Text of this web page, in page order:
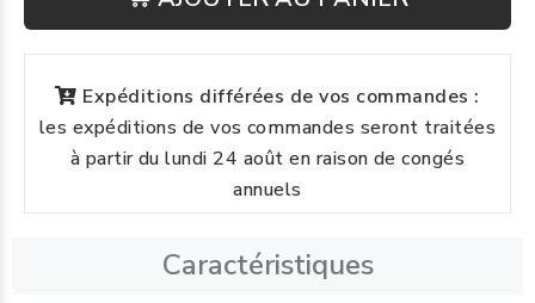
Expéditions différées de vos commandes :
les expéditions de vos commandes seront traitées
à partir du lundi 24 août en raison de congés
annuels
Caractéristiques